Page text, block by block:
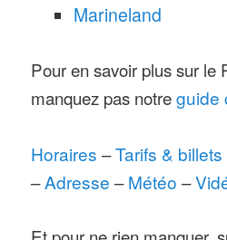
Marineland
Pour en savoir plus sur le
manquez pas notreguide
Horaires –Tarifs & billets
–Adresse –Météo –